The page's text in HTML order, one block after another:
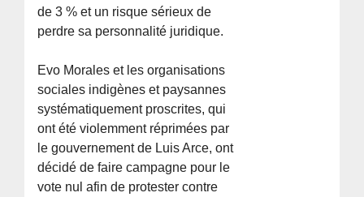
de 3 % et un risque sérieux de
perdre sa personnalité juridique.
Evo Morales et les organisations
sociales indigènes et paysannes
systématiquement proscrites, qui
ont été violemment réprimées par
le gouvernement de Luis Arce, ont
décidé de faire campagne pour le
vote nul afin de protester contre